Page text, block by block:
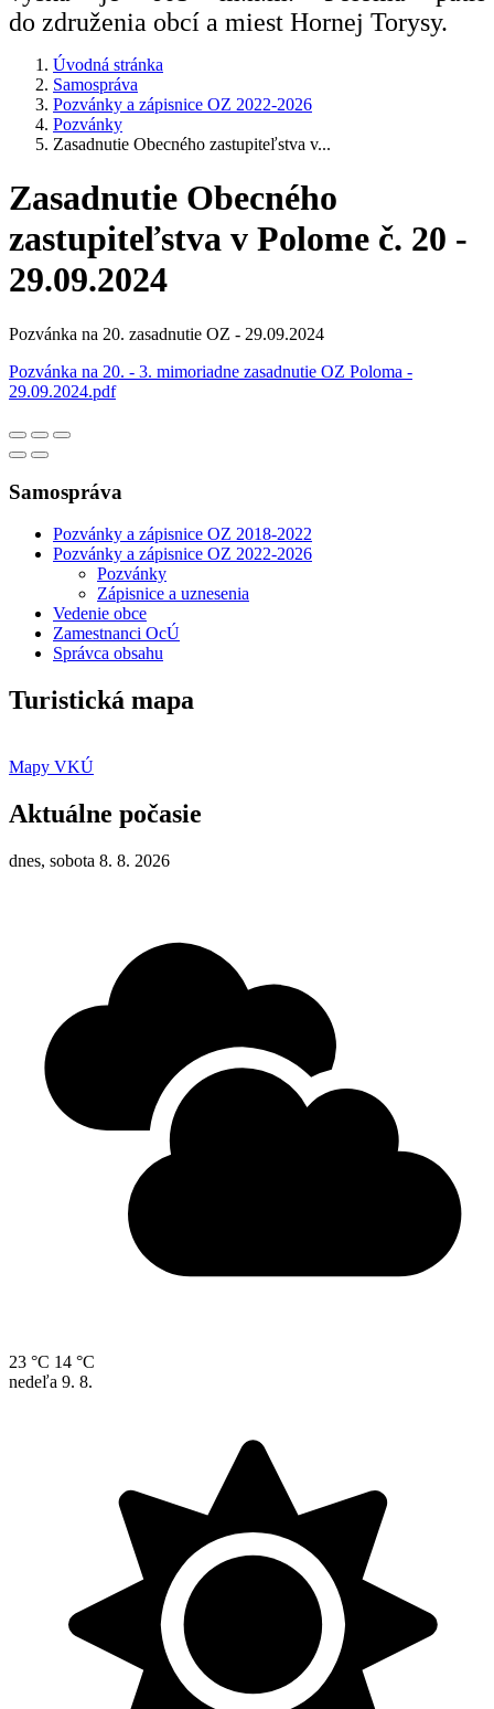
do združenia obcí a miest Hornej Torysy.
Úvodná stránka
Samospráva
Pozvánky a zápisnice OZ 2022-2026
Pozvánky
Zasadnutie Obecného zastupiteľstva v...
Zasadnutie Obecného
zastupiteľstva v Polome č. 20 -
29.09.2024
Pozvánka na 20. zasadnutie OZ - 29.09.2024
Pozvánka na 20. - 3. mimoriadne zasadnutie OZ Poloma -
29.09.2024.pdf
Samospráva
Pozvánky a zápisnice OZ 2018-2022
Pozvánky a zápisnice OZ 2022-2026
Pozvánky
Zápisnice a uznesenia
Vedenie obce
Zamestnanci OcÚ
Správca obsahu
Turistická mapa
Mapy VKÚ
Aktuálne počasie
dnes, sobota 8. 8. 2026
23 °C 14 °C
nedeľa 9. 8.